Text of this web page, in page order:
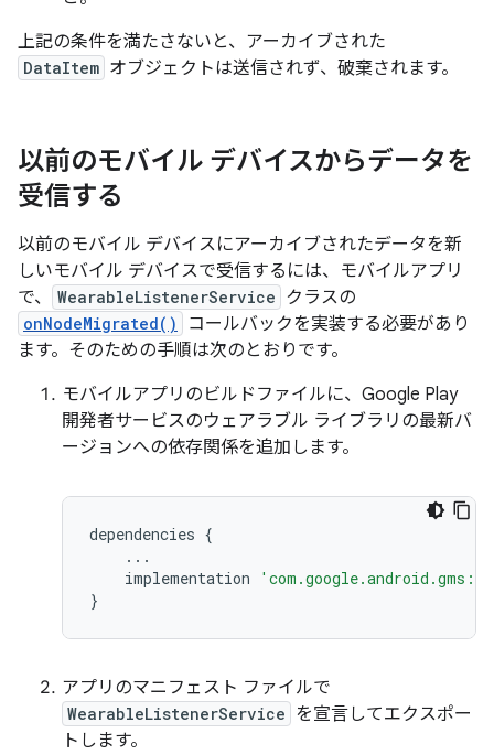
上記の条件を満たさないと、アーカイブされた
DataItem オブジェクトは送信されず、破棄されます。
以前のモバイル デバイスからデータを
受信する
以前のモバイル デバイスにアーカイブされたデータを新
しいモバイル デバイスで受信するには、モバイルアプリ
で、
WearableListenerService クラスの
onNodeMigrated()
コールバックを実装する必要があり
ます。そのための手順は次のとおりです。
モバイルアプリのビルドファイルに、Google Play
開発者サービスのウェアラブル ライブラリの最新バ
ージョンへの依存関係を追加します。
dependencies {
...
implementation
}
アプリのマニフェスト ファイルで
WearableListenerService を宣言してエクスポー
トします。